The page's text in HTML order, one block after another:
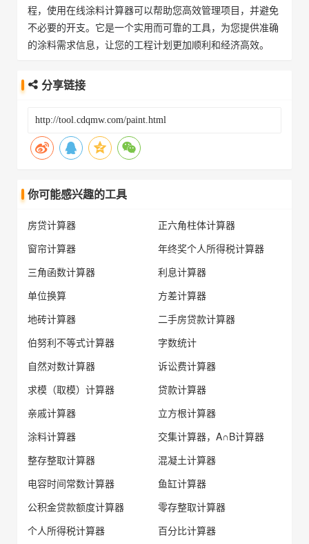
程，使用在线涂料计算器可以帮助您高效管理项目，并避免
不必要的开支。它是一个实用而可靠的工具，为您提供准确
的涂料需求信息，让您的工程计划更加顺利和经济高效。
分享链接
你可能感兴趣的工具
房贷计算器
正六角柱体计算器
窗帘计算器
年终奖个人所得税计算器
三角函数计算器
利息计算器
单位换算
方差计算器
地砖计算器
二手房贷款计算器
伯努利不等式计算器
字数统计
自然对数计算器
诉讼费计算器
求模（取模）计算器
贷款计算器
亲戚计算器
立方根计算器
涂料计算器
交集计算器，A∩B计算器
整存整取计算器
混凝土计算器
电容时间常数计算器
鱼缸计算器
公积金贷款额度计算器
零存整取计算器
个人所得税计算器
百分比计算器